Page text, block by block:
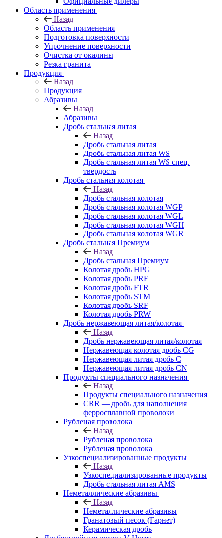
Область применения
Назад
Область применения
Подготовка поверхности
Упрочнение поверхности
Очистка от окалины
Резка гранита
Продукция
Назад
Продукция
Абразивы
Назад
Абразивы
Дробь стальная литая
Назад
Дробь стальная литая
Дробь стальная литая WS
Дробь стальная литая WS спец.
твердость
Дробь стальная колотая
Назад
Дробь стальная колотая
Дробь стальная колотая WGP
Дробь стальная колотая WGL
Дробь стальная колотая WGH
Дробь стальная колотая WGR
Дробь стальная Премиум
Назад
Дробь стальная Премиум
Колотая дробь HPG
Колотая дробь PRF
Колотая дробь FTR
Колотая дробь STM
Колотая дробь SRF
Колотая дробь PRW
Дробь нержавеющая литая/колотая
Назад
Дробь нержавеющая литая/колотая
Нержавеющая колотая дробь CG
Нержавеющая литая дробь C
Нержавеющая литая дробь CN
Продукты специального назначения
Назад
Продукты специального назначения
CRR — дробь для наполнения
ферросплавной проволоки
Рубленая проволока
Назад
Рубленая проволока
Рубленая проволока
Узкоспециализированные продукты
Назад
Узкоспециализированные продукты
Дробь стальная литая AMS
Неметаллические абразивы
Назад
Неметаллические абразивы
Гранатовый песок (Гарнет)
Керамическая дробь